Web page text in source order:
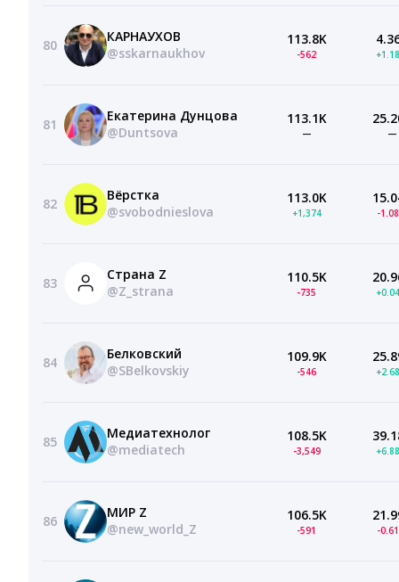
80
КАРНАУХОВ
@sskarnaukhov
113.8K
-562
81
Екатерина Дунцова
@Duntsova
113.1K
— —
82
Вёрстка
@svobodnieslova
113.0K
+1,374 -
83
Страна Z
@Z_strana
110.5K
-735
84
Белковский
@SBelkovskiy
109.9K
-546
85
Медиатехнолог
@mediatech
108.5K
-3,549
86
МИР Z
@new_world_Z
106.5K
-591 -